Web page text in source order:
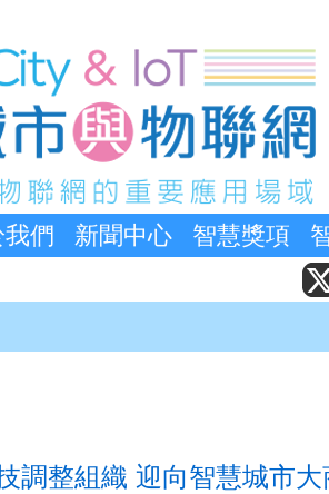
我們 新聞中心 智慧獎項
調整組織 迎向智慧城市大